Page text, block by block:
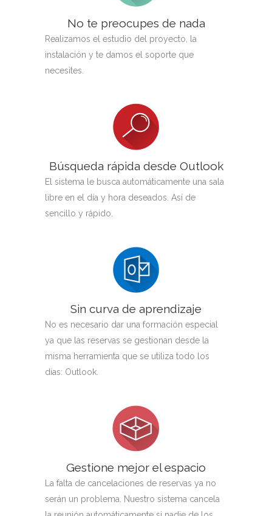
No te preocupes de nada
Realizamos el estudio del proyecto, la
instalación y te damos el soporte que
necesites.
Búsqueda rápida desde Outlook
El sistema le busca automáticamente una sala
libre en el día y hora deseados. Así de
sencillo y rápido.
Sin curva de aprendizaje
No es necesario dar una formación especial
ya que las reservas se gestionan desde la
misma herramienta que se utiliza todo los
días: Outlook.
Gestione mejor el espacio
La falta de cancelaciones de reservas ya no
serán un problema. Nuestro sistema cancela